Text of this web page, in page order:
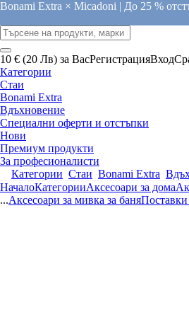
Bonami Extra × Micadoni | До 25 %
10 € (20 Лв) за ВасРегистрацияВход
Категории
Стаи
Bonami Extra
Вдъхновение
Специални оферти и отстъпки
Нови
Премиум продукти
За професионалисти
Категории Стаи Bonami Extra
НачалоКатегорииАксесоари за дома
...Аксесоари за мивка за баняПоставки